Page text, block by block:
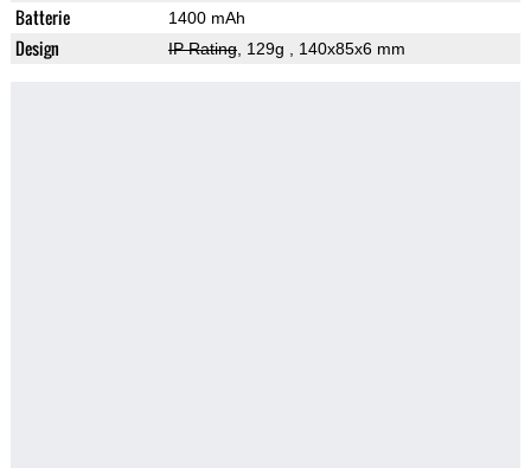
Batterie 1400 mAh
Design IP Rating, 129g , 140x85x6 mm